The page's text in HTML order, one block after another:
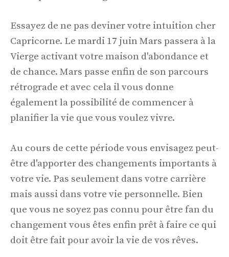
Essayez de ne pas deviner votre intuition cher
Capricorne. Le mardi 17 juin Mars passera à la
Vierge activant votre maison d'abondance et
de chance. Mars passe enfin de son parcours
rétrograde et avec cela il vous donne
également la possibilité de commencer à
planifier la vie que vous voulez vivre.
Au cours de cette période vous envisagez peut-
être d'apporter des changements importants à
votre vie. Pas seulement dans votre carrière
mais aussi dans votre vie personnelle. Bien
que vous ne soyez pas connu pour être fan du
changement vous êtes enfin prêt à faire ce qui
doit être fait pour avoir la vie de vos rêves.